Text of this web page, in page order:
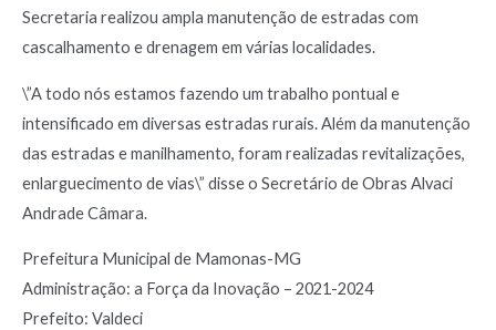
Secretaria realizou ampla manutenção de estradas com
cascalhamento e drenagem em várias localidades.
\”A todo nós estamos fazendo um trabalho pontual e
intensificado em diversas estradas rurais. Além da manutenção
das estradas e manilhamento, foram realizadas revitalizações,
enlarguecimento de vias\” disse o Secretário de Obras Alvaci
Andrade Câmara.
Prefeitura Municipal de Mamonas-MG
Administração: a Força da Inovação – 2021-2024
Prefeito: Valdeci